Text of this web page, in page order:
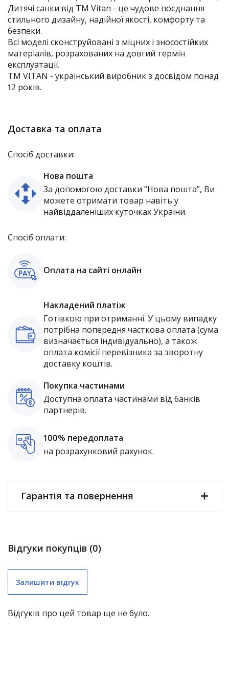
Дитячі санки від ТМ Vitan - це чудове поєднання
стильного дизайну, надійної якості, комфорту та
безпеки.
Всі моделі сконструйовані з міцних і зносостійких
матеріалів, розрахованих на довгий термін
експлуатації.
TM VITAN - український виробник з досвідом понад
12 років.
Доставка та оплата
Спосіб доставки:
Нова пошта
За допомогою доставки “Нова пошта”, Ви
можете отримати товар навіть у
найвіддаленіших куточках України.
Спосіб оплати:
Оплата на сайті онлайн
Накладений платіж
Готівкою при отриманні. У цьому випадку
потрібна попередня часткова оплата (сума
визначається індивідуально), а також
оплата комісії перевізника за зворотну
доставку коштів.
Покупка частинами
Доступна оплата частинами від банків
партнерів.
100% передоплата
на розрахунковий рахунок.
Гарантія та повернення
Відгуки покупців (0)
Залишити відгук
Відгуків про цей товар ще не було.